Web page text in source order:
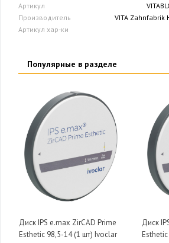
Артикул
Производитель
VITA Zahnfabrik
Артикул хар-ки
Популярные в разделе
Диск IPS e.max ZirCAD Prime
Esthetic 98,5-14 (1 шт) Ivoclar
Диск